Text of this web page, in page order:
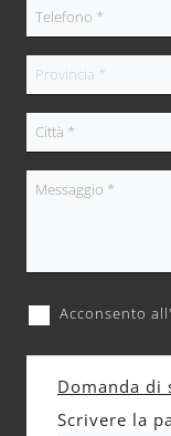
Acconsento
Domanda di
Scrivere la